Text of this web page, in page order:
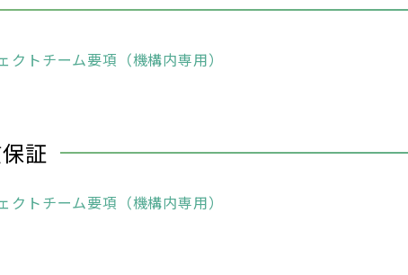
トチーム要項（機構内専用）
証
トチーム要項（機構内専用）